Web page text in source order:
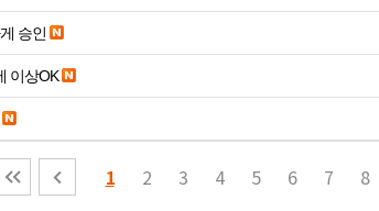
승인
대학생군인 만19세 이상OK
1 2 3 4 5 6 7 8